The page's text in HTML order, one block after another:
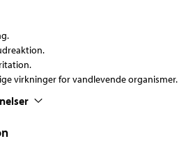
virkninger for vandlevende organismer.